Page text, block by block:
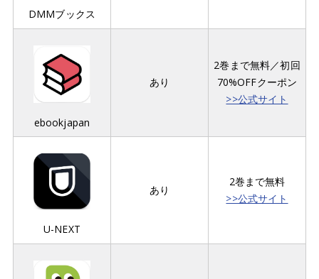
DMMブックス
ebookjapan
あり
2巻まで無料／初回
70%OFFクーポン
>>公式サイト
U-NEXT
あり
2巻まで無料
>>公式サイト